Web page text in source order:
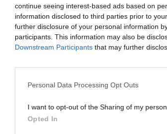
continue seeing interest-based ads based on
information disclosed to third parties prior to
further disclosure of your personal information
participants. This information may also be
Downstream Participants that may further
Personal Data Processing Opt Outs
I want to opt-out of the Sharing of my
Opted In